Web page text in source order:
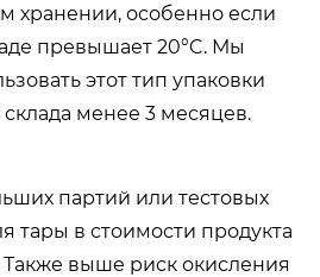
хранении, особенно если
превышает 20°C. Мы
этот тип упаковки
менее 3 месяцев.
партий или тестовых
тары в стоимости продукта
Также выше риск окисления